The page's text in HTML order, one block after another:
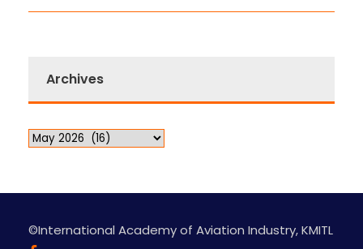
Archives
©International Academy of Aviation Industry, KMITL